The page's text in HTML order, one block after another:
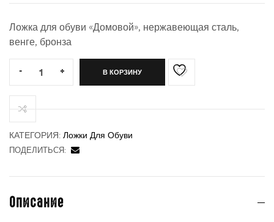
Ложка для обуви «Домовой», нержавеющая сталь,
венге, бронза
- + В КОРЗИНУ
КАТЕГОРИЯ: Ложки Для Обуви
ПОДЕЛИТЬСЯ:
Описание